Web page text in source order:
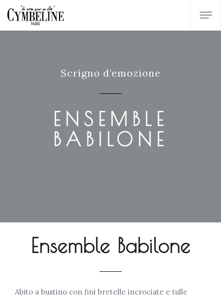
Scrigno d’emozione
ENSEMBLE
BABILONE
Ensemble Babilone
Abito a bustino con fini bretelle incrociate e tulle